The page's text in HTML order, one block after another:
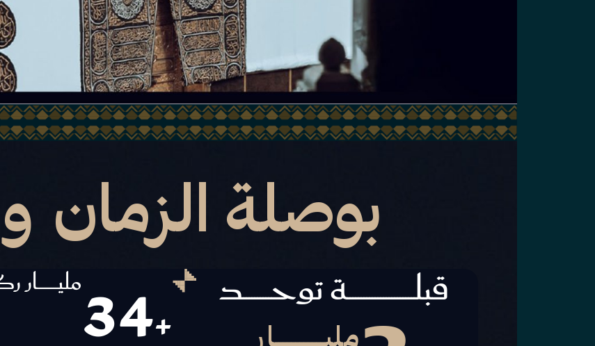
بوصلة الزمان
قبلــــــــــــــــــــــــة توحــــــــــد
مليــــــــــــار 34